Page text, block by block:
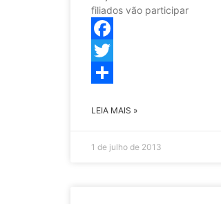
filiados vão participar
Facebook
Twitter
LEIA MAIS »
1 de julho de 2013